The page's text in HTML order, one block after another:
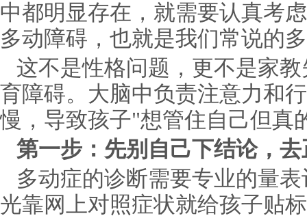
中都明显存在，就需要认真考
多动障碍，也就是我们常说的
这不是性格问题，更不是家
育障碍。大脑中负责注意力和
慢，导致孩子"想管住自己但真
第一步：先别自己下结论，
多动症的诊断需要专业的量
光靠网上对照症状就给孩子贴